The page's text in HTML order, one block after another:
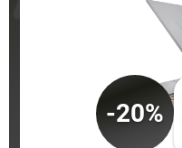
-20%